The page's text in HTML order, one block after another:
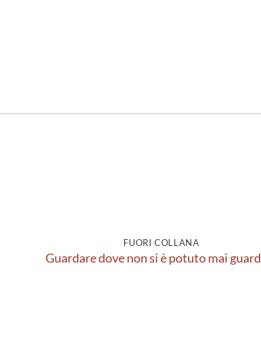
FUORI COLLANA
Guardare dove non si è potuto mai